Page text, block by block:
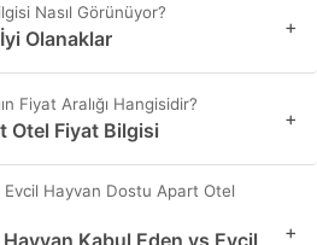
Nasıl Görünüyor?
Olanaklar +
Fiyat Aralığı Hangisidir?
Otel Fiyat Bilgisi +
Hayvan Dostu Apart Otel
Kabul Eden vs Evcil
+